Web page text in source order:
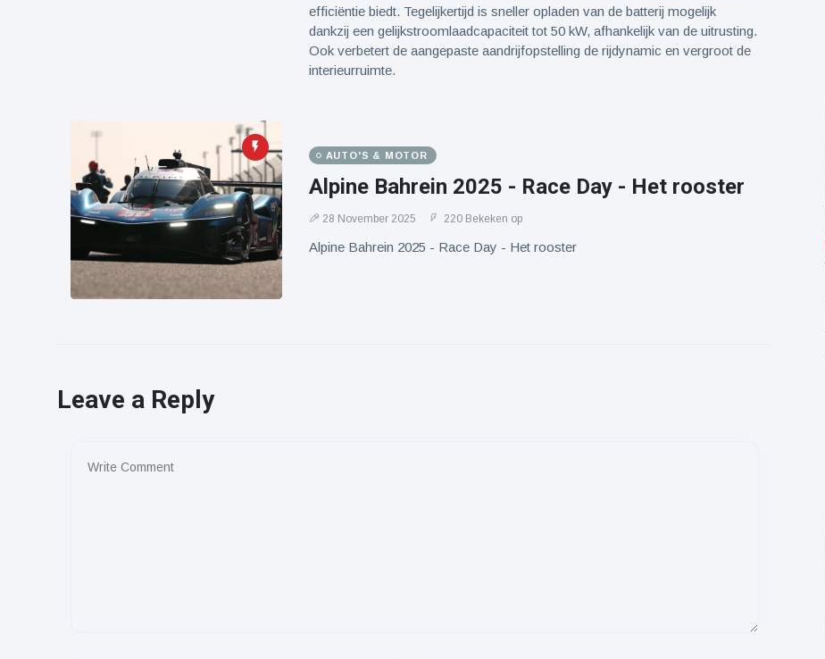
efficiëntie biedt. Tegelijkertijd is sneller opladen van de batterij mogelijk
dankzij een gelijkstroomlaadcapaciteit tot 50 kW, afhankelijk van de uitrusting.
Ook verbetert de aangepaste aandrijfopstelling de rijdynamic en vergroot de
interieurruimte.
AUTO'S & MOTOR
Alpine Bahrein 2025 - Race Day - Het rooster
28 November 2025 220 Bekeken op
Alpine Bahrein 2025 - Race Day - Het rooster
Leave a Reply